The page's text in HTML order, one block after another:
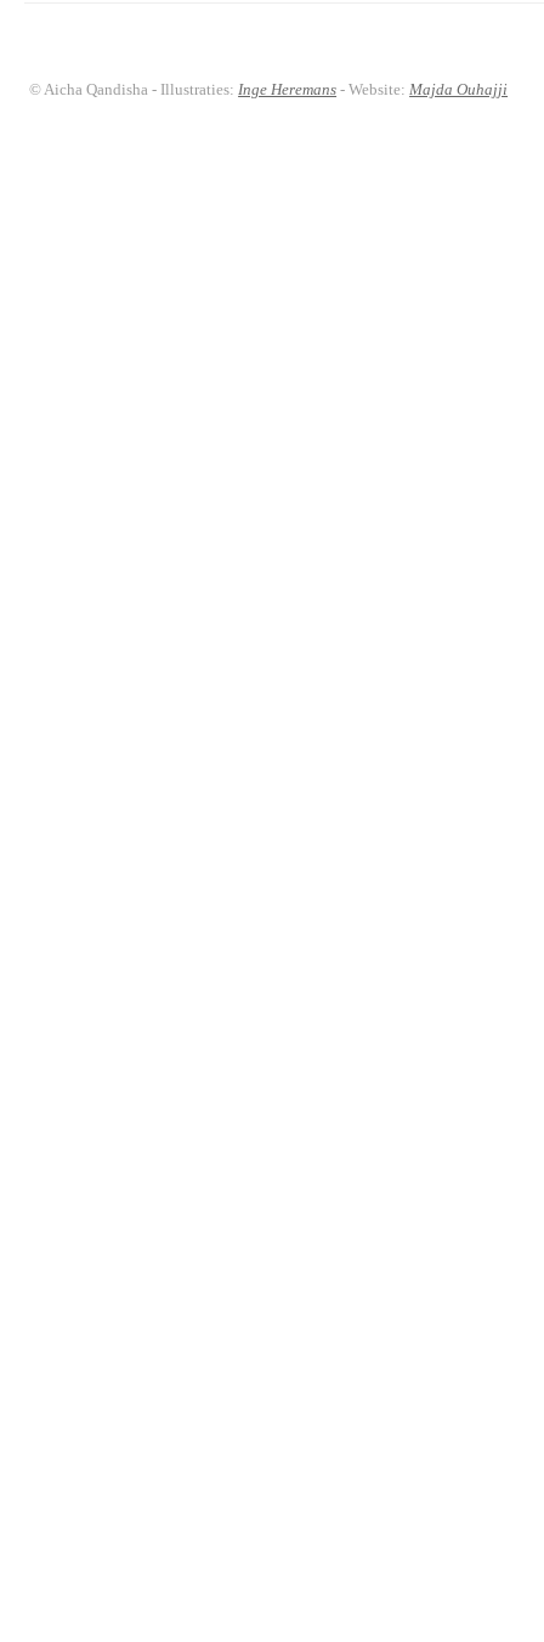
© Aicha Qandisha - Illustraties:Inge Heremans - Website:Majda Ouhajji